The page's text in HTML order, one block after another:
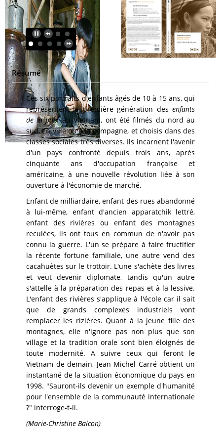
Résumé
Ces six portraits d'enfants âgés de 10 à 15 ans, qui
représentent la première génération desenfants
de la paixau Vietnam, ont été filmés du nord au
sud, en ville ou à la campagne, et choisis dans des
classes sociales très diverses. Ils incarnent l'avenir
d'un pays confronté depuis trois ans, après
cinquante ans d'occupation française et
américaine, à une nouvelle révolution liée à son
ouverture à l'économie de marché.
Enfant de milliardaire, enfant des rues abandonné
à lui-même, enfant d'ancien apparatchik lettré,
enfant des rivières ou enfant des montagnes
reculées, ils ont tous en commun de n'avoir pas
connu la guerre. L'un se prépare à faire fructifier
la récente fortune familiale, une autre vend des
cacahuètes sur le trottoir. L'une s'achète des livres
et veut devenir diplomate, tandis qu'un autre
s'attelle à la préparation des repas et à la lessive.
L'enfant des rivières s'applique à l'école car il sait
que de grands complexes industriels vont
remplacer les rizières. Quant à la jeune fille des
montagnes, elle n'ignore pas non plus que son
village et la tradition orale sont bien éloignés de
toute modernité. A suivre ceux qui feront le
Vietnam de demain, Jean-Michel Carré obtient un
instantané de la situation économique du pays en
1998. "Sauront-ils devenir un exemple d'humanité
pour l'ensemble de la communauté internationale
?" interroge-t-il.
(Marie-Christine Balcon)